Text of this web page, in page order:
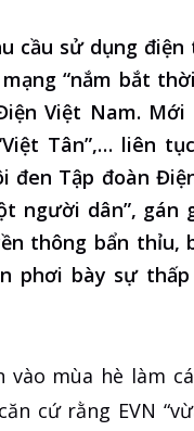
cầu sử dụng điện
“nắm bắt
Việt Nam. Mới
Tân”,… liên
đen Tập đoàn
người dân”, gán
thông bẩn thỉu,
phơi bày sự
mùa hè làm
cứ rằng EVN